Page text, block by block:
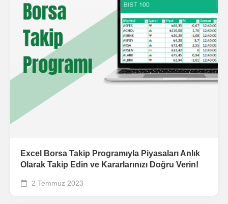
Excel Borsa Takip Programıyla Piyasaları Anlık
Olarak Takip Edin ve Kararlarınızı Doğru Verin!
2 Temmuz 2023